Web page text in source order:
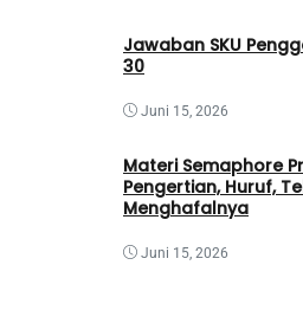
Jawaban SKU
30
Juni 15, 2026
Materi Semaphore
Pengertian, Huruf,
Menghafalnya
Juni 15, 2026